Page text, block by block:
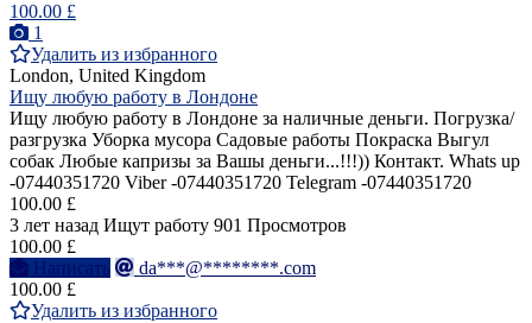
100.00 £
1
Удалить из избранного
London, United Kingdom
Ищу любую работу в Лондоне
Ищу любую работу в Лондоне за наличные деньги. Погрузка/
разгрузка Уборка мусора Садовые работы Покраска Выгул
собак Любые капризы за Вашы деньги...!!!)) Контакт. Whats up
-07440351720 Viber -07440351720 Telegram -07440351720
100.00 £
3 лет назад Ищут работу 901 Просмотров
100.00 £
Написать
da***@********.com
100.00 £
Удалить из избранного